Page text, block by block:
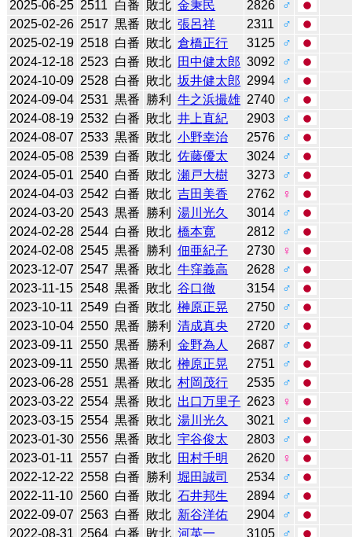
2025-06-25 2511 白番 敗北 金秉民 2826
♂
2025-02-26 2517 黒番 敗北 張呂祥 2311
♂
2025-02-19 2518 白番 敗北 倉橋正行 3125
♂
2024-12-18 2523 白番 敗北 田中健太郎 3092
♂
2024-10-09 2528 白番 敗北 坂井健太郎 2994
♂
2024-09-04 2531 黒番 勝利 牛之浜撮雄 2740
♂
2024-08-19 2532 白番 敗北 井上直紀 2903
♂
2024-08-07 2533 黒番 敗北 小野幸治 2576
♂
2024-05-08 2539 白番 敗北 佐藤優太 3024
♂
2024-05-01 2540 白番 敗北 瀬戸大樹 3273
♂
2024-04-03 2542 白番 敗北 吉田美香 2762
♀
2024-03-20 2543 黒番 勝利 湯川光久 3014
♂
2024-02-28 2544 白番 敗北 橋本寛 2812
♂
2024-02-08 2545 黒番 勝利 佃亜紀子 2730
♀
2023-12-07 2547 黒番 敗北 牛窪義高 2628
♂
2023-11-15 2548 黒番 敗北 谷口徹 3154
♂
2023-10-11
2549 白番 敗北 榊原正晃 2750
♂
2023-10-04 2550 黒番 勝利 清成真央 2720
♂
2023-09-11
2550 黒番 勝利 金野為人 2687
♂
2023-09-11
2550 黒番 敗北 榊原正晃 2751
♂
2023-06-28 2551 黒番 敗北 村岡茂行 2535
♂
2023-03-22 2554 黒番 敗北 出口万里子 2623
♀
2023-03-15 2554 黒番 敗北 湯川光久 3021
♂
2023-01-30 2556 黒番 敗北 宇谷俊太 2803
♂
2023-01-11
2557 白番 敗北 田村千明 2620
♀
2022-12-22 2558 白番 勝利 堀田誠司 2534
♂
2022-11-10 2560 白番 敗北 石井邦生 2894
♂
2022-09-07 2563 白番 敗北 新谷洋佑 2904
♂
2022-08-31 2564 白番 敗北 河英一 3105
♂